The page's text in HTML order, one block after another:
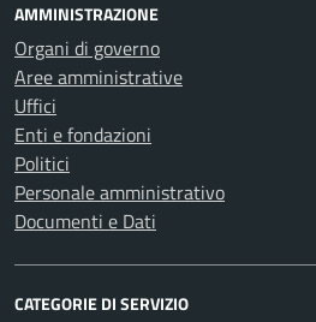
AMMINISTRAZIONE
Organi di governo
Aree amministrative
Uffici
Enti e fondazioni
Politici
Personale amministrativo
Documenti e Dati
CATEGORIE DI SERVIZIO